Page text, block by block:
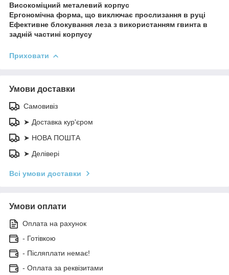
Високоміцний металевий корпус
Ергономічна форма, що виключає прослизання в руці
Ефективне блокування леза з використанням гвинта в
задній частині корпусу
Приховати
Умови доставки
Самовивіз
➤ Доставка кур'єром
➤ НОВА ПОШТА
➤ Делівері
Всі умови доставки
Умови оплати
Оплата на рахунок
- Готівкою
- Післяплати немає!
- Оплата за реквізитами